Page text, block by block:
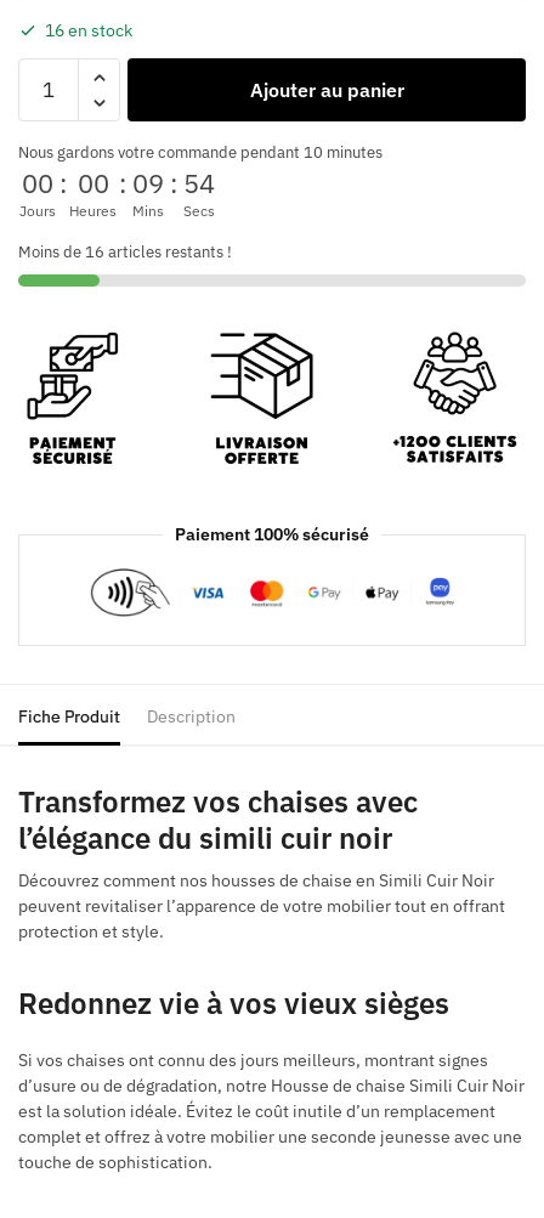
16 en stock
Ajouter au panier
Nous gardons votre commande pendant 10 minutes
00
Jours
: 00
Heures
: 09
Mins
: 53
Secs
Moins de 16 articles restants !
Paiement 100% sécurisé
Fiche Produit Description
Transformez vos chaises avec
l’élégance du simili cuir noir
Découvrez comment nos housses de chaise en Simili Cuir Noir
peuvent revitaliser l’apparence de votre mobilier tout en offrant
protection et style.
Redonnez vie à vos vieux sièges
Si vos chaises ont connu des jours meilleurs, montrant signes
d’usure ou de dégradation, notre Housse de chaise Simili Cuir Noir
est la solution idéale. Évitez le coût inutile d’un remplacement
complet et offrez à votre mobilier une seconde jeunesse avec une
touche de sophistication.